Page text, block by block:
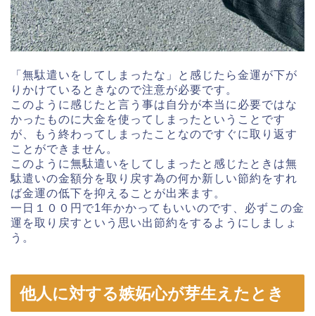
「無駄遣いをしてしまったな」と感じたら金運が下が
りかけているときなので注意が必要です。
このように感じたと言う事は自分が本当に必要ではな
かったものに大金を使ってしまったということです
が、もう終わってしまったことなのですぐに取り返す
ことができません。
このように無駄遣いをしてしまったと感じたときは無
駄遣いの金額分を取り戻す為の何か新しい節約をすれ
ば金運の低下を抑えることが出来ます。
一日１００円で1年かかってもいいのです、必ずこの金
運を取り戻すという思い出節約をするようにしましょ
う。
他人に対する嫉妬心が芽生えたとき